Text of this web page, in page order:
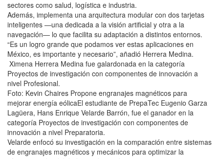
sectores como salud, logística e industria.
Además, implementa una arquitectura modular con dos tarjetas
inteligentes —una dedicada a la visión artificial y otra a la
navegación— lo que facilita su adaptación a distintos entornos.
“Es un logro grande que podamos ver estas aplicaciones en
México, es importante y necesario”, añadió Herrera Medina.
Ximena Herrera Medina fue galardonada en la categoría
Proyectos de investigación con componentes de innovación a
nivel Profesional.
Foto: Kevin Chaires Propone engranajes magnéticos para
mejorar energía eólicaEl estudiante de PrepaTec Eugenio Garza
Lagüera, Hans Enrique Velarde Barrón, fue el ganador en la
categoría Proyectos de investigación con componentes de
innovación a nivel Preparatoria.
Velarde enfocó su investigación en la comparación entre sistemas
de engranajes magnéticos y mecánicos para optimizar la